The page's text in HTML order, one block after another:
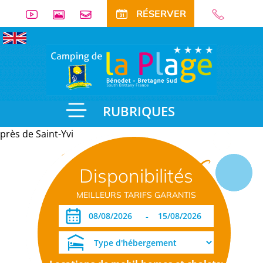
RÉSERVER
RUBRIQUES
Disponibilités
MEILLEURS TARIFS GARANTIS
-
près de Saint-Yvi
Informations
pratiques